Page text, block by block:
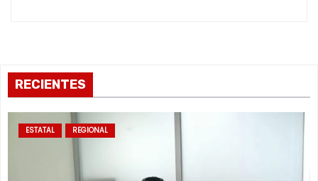
RECIENTES
ESTATAL REGIONAL